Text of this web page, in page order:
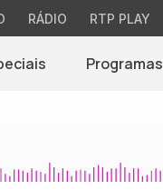
RÁDIO RTP PLAY
Programas